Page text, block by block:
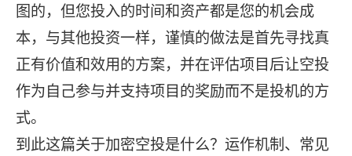
图的，但您投入的时间和资产都是您的机会成
本，与其他投资一样，谨慎的做法是首先寻找真
正有价值和效用的方案，并在评估项目后让空投
作为自己参与并支持项目的奖励而不是投机的方
式。
到此这篇关于加密空投是什么？运作机制、常见